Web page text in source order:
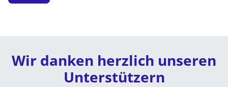
Wir danken herzlich unseren
Unterstützern